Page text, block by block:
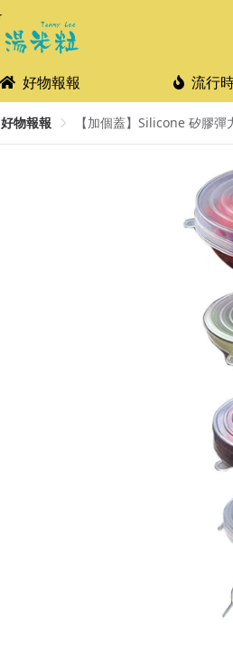
好物報報 流行
好物報報 【加個蓋】Silicone 矽膠